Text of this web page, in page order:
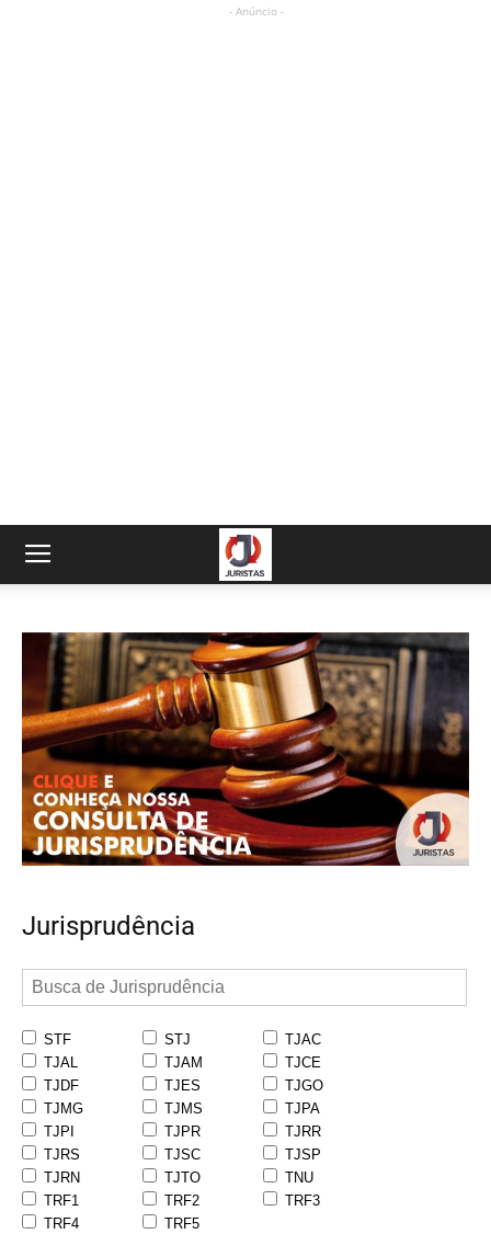
- Anúncio -
Jurisprudência
STF STJ
TJAC
TJAL
TJAM
TJCE
TJDF
TJES
TJGO
TJMG
TJMS
TJPA
TJPI
TJPR
TJRR
TJRS
TJSC
TJSP
TJRN
TJTO
TNU
TRF1
TRF2
TRF3
TRF4
TRF5